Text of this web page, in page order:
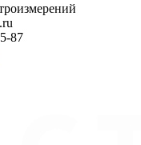
87